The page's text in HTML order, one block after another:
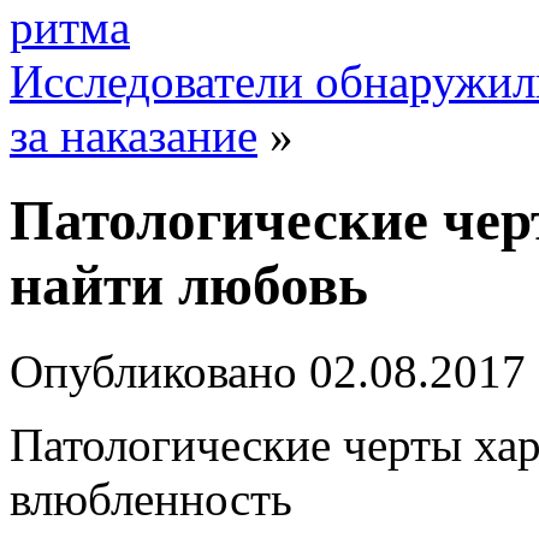
ритма
Исследователи
за наказание »
Патологические
найти любовь
Опубликовано 02.08.2017
Патологические черты
влюбленность